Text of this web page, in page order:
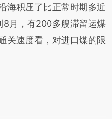
海积压了比正常时期多近
8月，有200多艘滞留运煤
关速度看，对进口煤的限